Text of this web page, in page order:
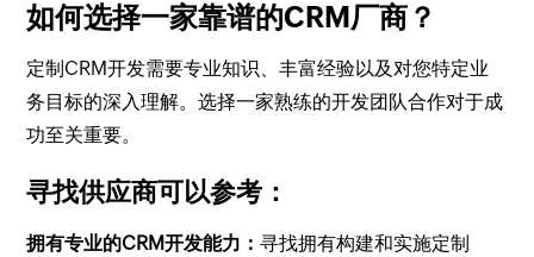
如何选择一家靠谱的CRM厂商？
定制CRM开发需要专业知识、丰富经验以及对您特定业
务目标的深入理解。选择一家熟练的开发团队合作对于成
功至关重要。
寻找供应商可以参考：
拥有专业的CRM开发能力：寻找拥有构建和实施定制